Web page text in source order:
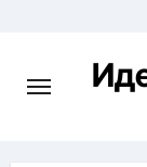
content